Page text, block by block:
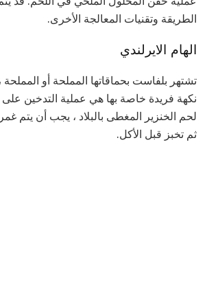
الطريقة وتقنيات المعالجة الأخرى.
الهام الايرلندي
تشتهر بلفاست بحماقاتها المملحة أو المملحة
نكهة فريدة خاصة بها هي عملية التدخين
لحم الخنزير المغطى بالبلاد ، يجب أن يتم
ثم تخبز قبل الأكل.